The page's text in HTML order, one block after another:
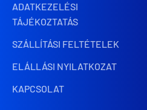
ADATKEZELÉSI
TÁJÉKOZTATÁS
SZÁLLÍTÁSI FELTÉTELEK
ELÁLLÁSI NYILATKOZAT
KAPCSOLAT